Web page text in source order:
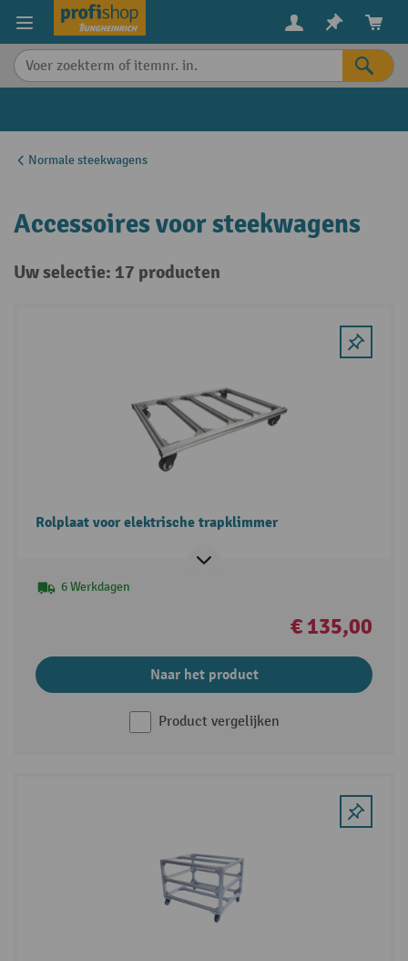
content
Normale steekwagens
Accessoires voor steekwagens
Uw selectie: 17 producten
Rolplaat voor elektrische trapklimmer
6 Werkdagen
€ 135,00
Naar het product
Product vergelijken